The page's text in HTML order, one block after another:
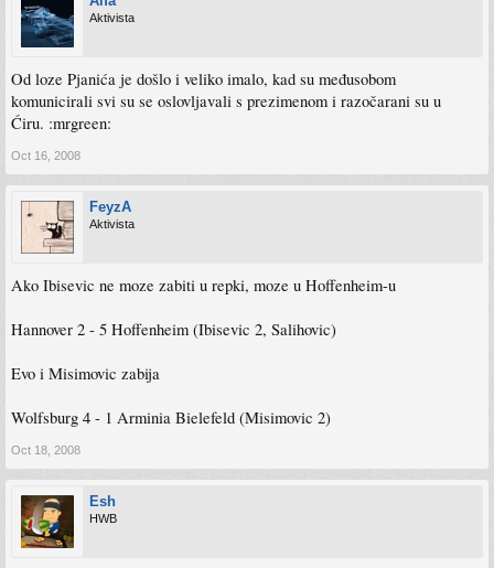
Aktivista
Od loze Pjanića je došlo i veliko imalo, kad su međusobom
komunicirali svi su se oslovljavali s prezimenom i razočarani su u
Ćiru. :mrgreen:
Oct 16, 2008
FeyzA
Aktivista
Ako Ibisevic ne moze zabiti u repki, moze u Hoffenheim-u
Hannover 2 - 5 Hoffenheim (Ibisevic 2, Salihovic)
Evo i Misimovic zabija
Wolfsburg 4 - 1 Arminia Bielefeld (Misimovic 2)
Oct 18, 2008
Esh
HWB